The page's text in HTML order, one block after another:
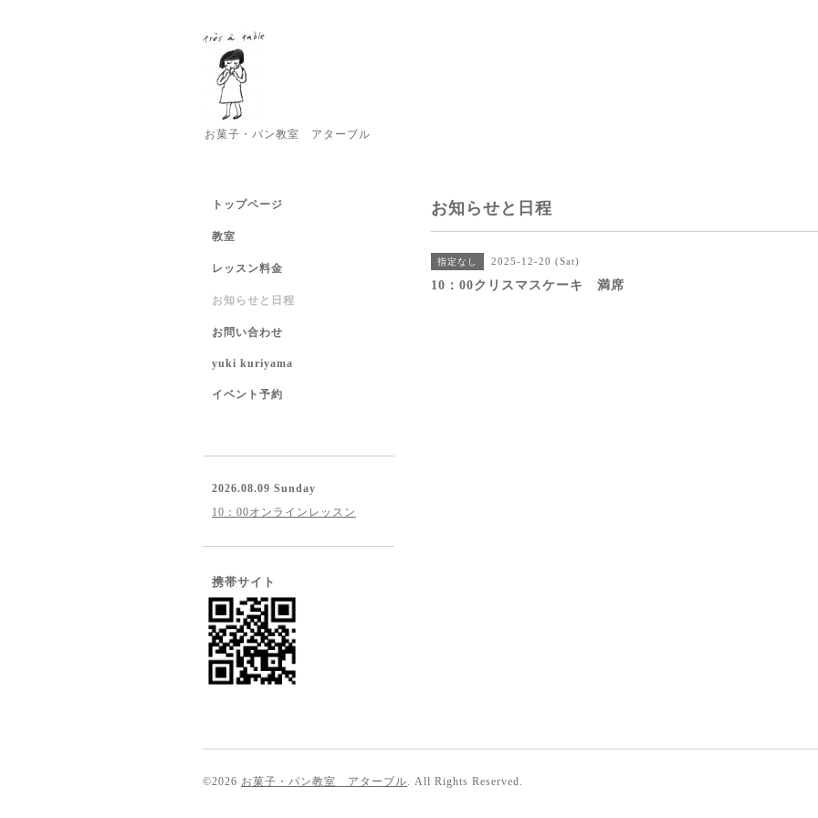
お菓子・パン教室 アターブル
お知らせと日程
指定なし 2025-12-20 (Sat)
10：00クリスマスケーキ 満席
トップページ
教室
レッスン料金
お知らせと日程
お問い合わせ
yuki kuriyama
イベント予約
2026.08.09 Sunday
10：00オンラインレッスン
携帯サイト
©2026 お菓子・パン教室 アターブル. All Rights Reserved.